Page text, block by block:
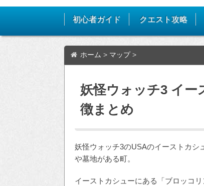
初心者ガイド クエスト攻略
ホーム > マップ >
妖怪ウォッチ3 イー
徴まとめ
妖怪ウォッチ3のUSAのイーストカシ
や墓地がある町。
イーストカシューにある「ブロッコ